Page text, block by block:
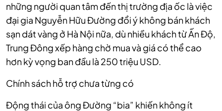
những người quan tâm đến thị trường địa ốc là việc
đại gia Nguyễn Hữu Đường đổi ý không bán khách
sạn dát vàng ở Hà Nội nữa, dù nhiều khách từ Ấn Độ,
Trung Đông xếp hàng chờ mua và giá có thể cao
hơn kỳ vọng ban đầu là 250 triệu USD.
Chính sách hỗ trợ chưa từng có
Động thái của ông Đường “bia” khiến không ít